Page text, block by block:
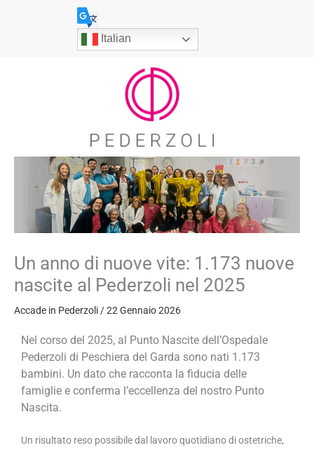
Italian
Un anno di nuove vite: 1.173 nuove
nascite al Pederzoli nel 2025
Accade in Pederzoli/22 Gennaio 2026
Nel corso del 2025, al Punto Nascite dell’Ospedale
Pederzoli di Peschiera del Garda sono nati 1.173
bambini. Un dato che racconta la fiducia delle
famiglie e conferma l’eccellenza del nostro Punto
Nascita.
Un risultato reso possibile dal lavoro quotidiano di ostetriche,